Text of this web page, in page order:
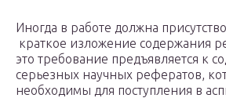
Иногда в работе должна
краткое изложение содержания
это требование предъявляется к
серьезных научных рефератов,
необходимы для поступления в